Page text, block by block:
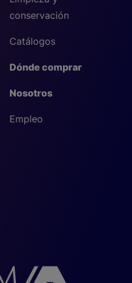
conservación
Catálogos
Dónde comprar
Nosotros
Empleo